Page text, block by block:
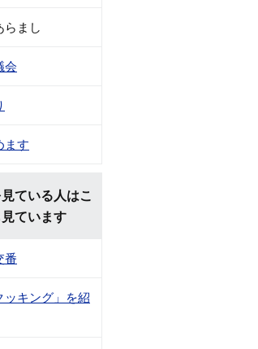
らまし
会
ます
ている人はこ
ています
番
ッキング」を紹